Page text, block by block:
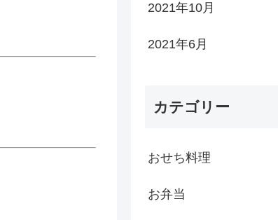
2021年10月
2021年6月
カテゴリー
おせち料理
お弁当